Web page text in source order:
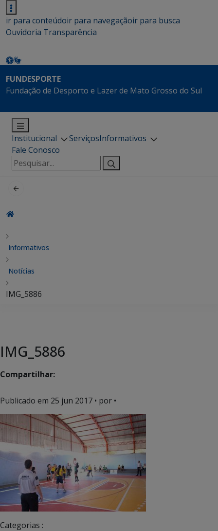
ir para conteúdoir para navegaçãoir para busca
Ouvidoria Transparência
FUNDESPORTE
Fundação de Desporto e Lazer de Mato Grosso do Sul
Institucional ServiçosInformativos
Fale Conosco
Pesquisar
por:
Informativos
Notícias
IMG_5886
IMG_5886
Compartilhar:
Publicado em 25 jun 2017 • por •
Categorias :